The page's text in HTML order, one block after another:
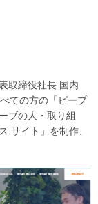
取締役社長 国内
ての方の「ピープ
ブの人・取り組
サイト」を制作、